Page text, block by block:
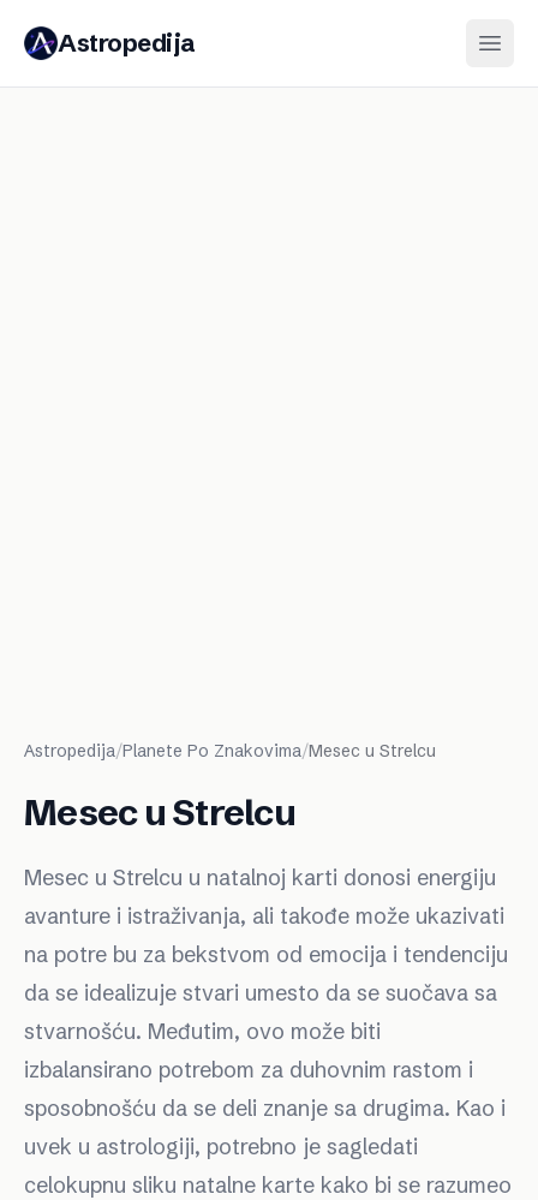
Astropedija
Astropedija/Planete Po Znakovima/Mesec u Strelcu
Mesec u Strelcu
Mesec u Strelcu u natalnoj karti donosi energiju
avanture i istraživanja, ali takođe može ukazivati
na potre bu za bekstvom od emocija i tendenciju
da se idealizuje stvari umesto da se suočava sa
stvarnošću. Međutim, ovo može biti
izbalansirano potrebom za duhovnim rastom i
sposobnošću da se deli znanje sa drugima. Kao i
uvek u astrologiji, potrebno je sagledati
celokupnu sliku natalne karte kako bi se razumeo